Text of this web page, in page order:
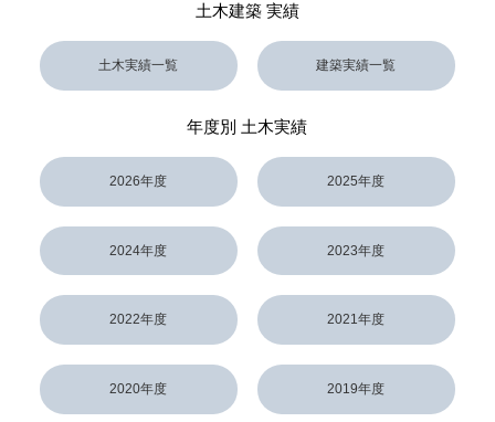
土木建築 実績
土木実績一覧 建築実績一覧
年度別 土木実績
2026年度 2025年度
2024年度 2023年度
2022年度 2021年度
2020年度 2019年度